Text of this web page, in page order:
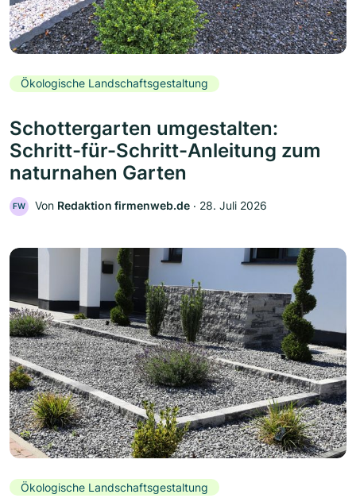
Ökologische Landschaftsgestaltung
Schottergarten umgestalten:
Schritt-für-Schritt-Anleitung zum
naturnahen Garten
FW Von Redaktion firmenweb.de ‧ 28. Juli 2026
Ökologische Landschaftsgestaltung